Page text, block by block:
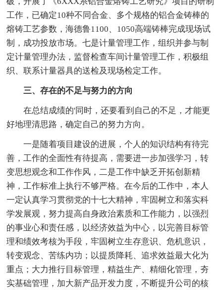
工作，已确定10种不同合金、多个规格的铝合金铸棒的
熔铸工艺参数，海德鲁1100、1050高端铸棒完成现场试
制，成功投放市场。七是计量管理工作，组织并参与制
定计量管理办法，监督检查车间计量管理工作，积极组
织、联系计量器具的送检及现场检定工作。
三、存在的不足与努力的方向
在总结成绩的'同时，还要看到自己的不足，才能更
好地理清思路，确定自己的努力方向。
一是随着项目建设的进展，个人的知识结构有待完
善，工作的全面性有待提高，需要进一步加强学习，转
变思想观念和工作作风，二是工作中缺乏开拓创新精
神，工作标准上执行不够严格。在今后的工作中，本人
一定认真学习贯彻党的十七大精神，牢固树立和落实科
学发展观，努力提高自身政治素质和工作能力，以强烈
的事业心和责任感，以经济效益为中心，以完善目标管
理和绩效考核为手段，牢固树立生存意识、危机意识，
转变观念、苦练内功；以提质降耗、追求效益最大化为
重点；大力推行目标管理，精益生产、精细化管理，夯
实基础管理，加大新产品开发力度，不断提升公司的核